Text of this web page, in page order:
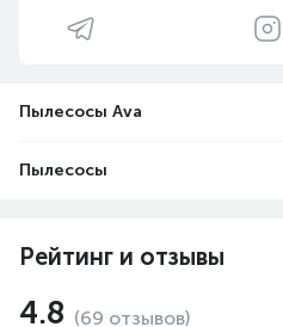
Пылесосы Ava
Пылесосы
Рейтинг и отзывы
4.8 (69 отзывов)